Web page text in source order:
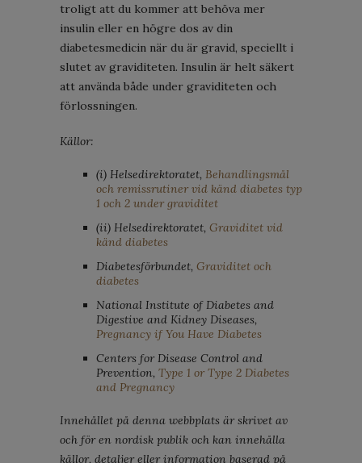
troligt att du kommer att behöva mer
insulin eller en högre dos av din
diabetesmedicin när du är gravid, speciellt i
slutet av graviditeten. Insulin är helt säkert
att använda både under graviditeten och
förlossningen.
Källor:
(i) Helsedirektoratet, Behandlingsmål
och remissrutiner vid känd diabetes typ
1 och 2 under graviditet
(ii) Helsedirektoratet, Graviditet vid
känd diabetes
Diabetesförbundet, Graviditet och
diabetes
National Institute of Diabetes and
Digestive and Kidney Diseases,
Pregnancy if You Have Diabetes
Centers for Disease Control and
Prevention, Type 1 or Type 2 Diabetes
and Pregnancy
Innehållet på denna webbplats är skrivet av
och för en nordisk publik och kan innehålla
källor, detaljer eller information baserad på